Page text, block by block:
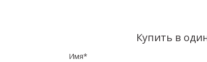
Купить в
Имя*